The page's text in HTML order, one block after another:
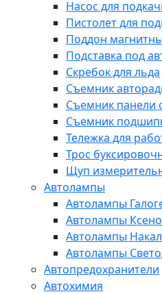
Насос для
Пистолет для
Поддон
Подставка под
Скребок для льда
Съемник
Съемник панели
Съемник
Тележка для
Трос
Щуп
Автолампы
Автолампы
Автолампы
Автолампы
Автолампы
Автопредохранители
Автохимия